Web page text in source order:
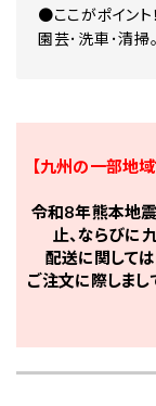
●ここがポイント！
園芸･洗車･清掃。
【九州の一部地
令和8年熊本地
止、ならびに
配送に関して
ご注文に際しま